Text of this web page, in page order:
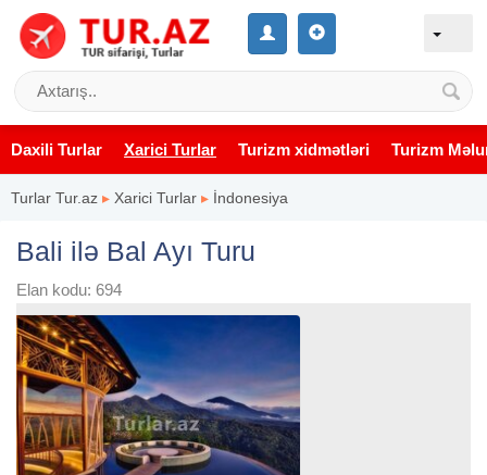
Daxili Turlar Xarici Turlar Turizm xidmətləri Turizm
Turlar Tur.az ▸ Xarici Turlar ▸ İndonesiya
Bali ilə Bal Ayı Turu
Elan kodu: 694